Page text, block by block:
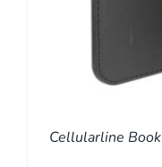
Cellularline